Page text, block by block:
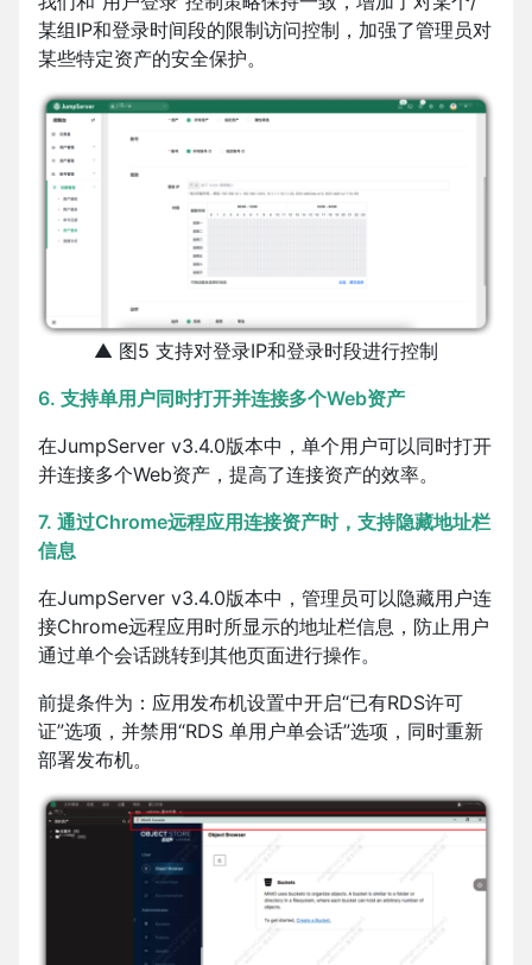
某组IP和登录时间段的限制访问控制，加强了管理员对
某些特定资产的安全保护。
▲ 图5 支持对登录IP和登录时段进行控制
6. 支持单用户同时打开并连接多个Web资产
在JumpServer v3.4.0版本中，单个用户可以同时打开
并连接多个Web资产，提高了连接资产的效率。
7. 通过Chrome远程应用连接资产时，支持隐藏地址栏
信息
在JumpServer v3.4.0版本中，管理员可以隐藏用户连
接Chrome远程应用时所显示的地址栏信息，防止用户
通过单个会话跳转到其他页面进行操作。
前提条件为：应用发布机设置中开启“已有RDS许可
证”选项，并禁用“RDS 单用户单会话”选项，同时重新
部署发布机。